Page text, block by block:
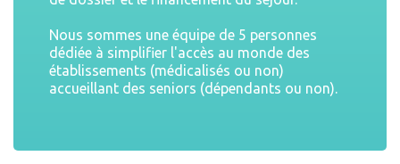
Nous sommes une équipe de 5 personnes
dédiée à simplifier l'accès au monde des
établissements (médicalisés ou non)
accueillant des seniors (dépendants ou non).